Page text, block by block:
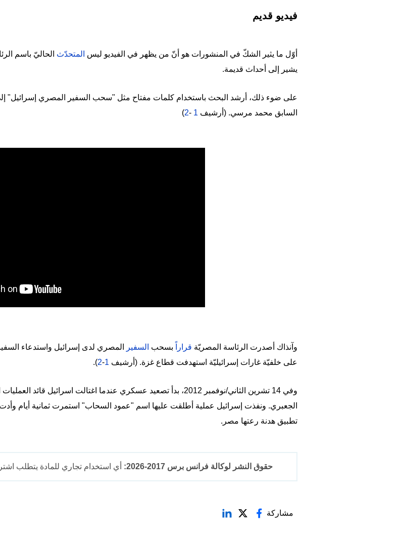
فيديو قديم
أوّل ما يثير الشكّ في المنشورات هو أنّ من يظهر في الفيديو ليس المتحدّث الحاليّ باسم
يشير إلى أحداث قديمة.
على ضوء ذلك، أرشد البحث باستخدام كلمات مفتاح مثل "سحب السفير المصري إسرائيل"
السابق محمد مرسي. (أرشيف 1
-
2
)
وآنذاك أصدرت الرئاسة المصريّة قراراً بسحب السفير
المصري لدى إسرائيل واستدعاء
على خلفيّة غارات إسرائيليّة استهدفت قطاع غزة. (أرشيف 1
-
2
).
وفي 14 تشرين الثاني/نوفمبر 2012، بدأ تصعيد عسكري عندما اغتالت
تطبيق هدنة رعتها مصر.
حقوق النشر لوكالة فرانس برس 2017-2026: أي استخدام تجاري للمادة يتطلب
مشاركة